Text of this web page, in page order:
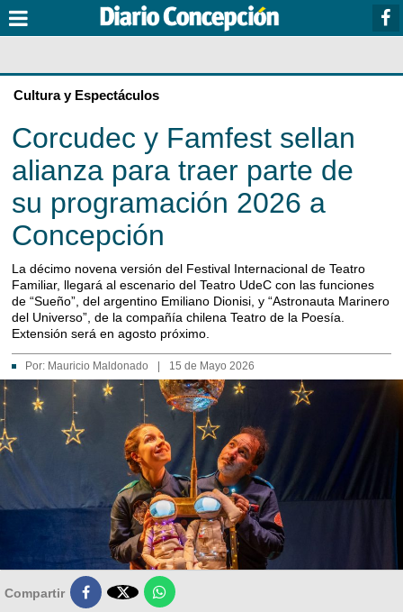
Cultura y Espectáculos
Corcudec y Famfest sellan
alianza para traer parte de
su programación 2026 a
Concepción
La décimo novena versión del Festival Internacional de Teatro
Familiar, llegará al escenario del Teatro UdeC con las funciones
de “Sueño”, del argentino Emiliano Dionisi, y “Astronauta Marinero
del Universo”, de la compañía chilena Teatro de la Poesía.
Extensión será en agosto próximo.
Por: Mauricio Maldonado 15 de Mayo 2026
Compartir 